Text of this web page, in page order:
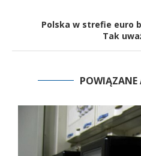
Polska w strefie euro
Tak
POWIĄZANE